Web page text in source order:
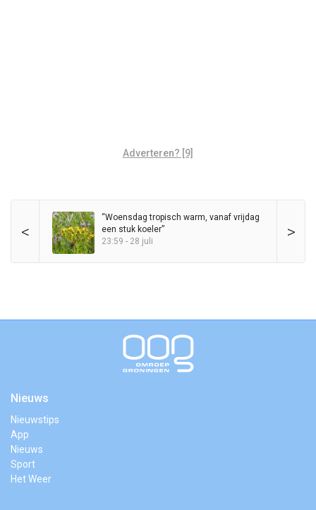
Adverteren? [9]
< >
“Woensdag tropisch warm, vanaf vrijdag
een stuk koeler”
23:59 - 28 juli
Nieuws
Nieuwstips
App
Nieuws
Sport
Het Weer